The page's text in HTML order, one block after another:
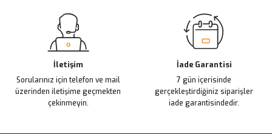
İletişim
Sorularınız için telefon ve mail
üzerinden iletişime geçmekten
çekinmeyin.
İade Garantisi
7 gün içerisinde
gerçekleştirdiğiniz siparişler
iade garantisindedir.